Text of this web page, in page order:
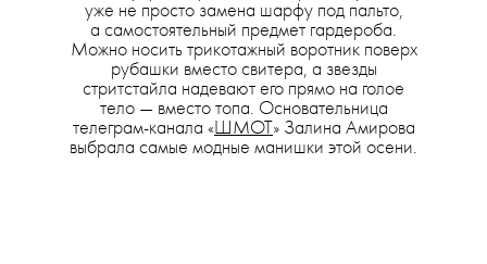
уже не просто замена шарфу под пальто,
а самостоятельный предмет гардероба.
Можно носить трикотажный воротник поверх
рубашки вместо свитера, а звезды
стритстайла надевают его прямо на голое
тело — вместо топа. Основательница
телеграм-канала « ШМОТ» Залина Амирова
выбрала самые модные манишки этой осени.